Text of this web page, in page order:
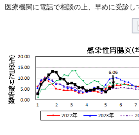
医療機関に電話で相談の上、早めに受診し